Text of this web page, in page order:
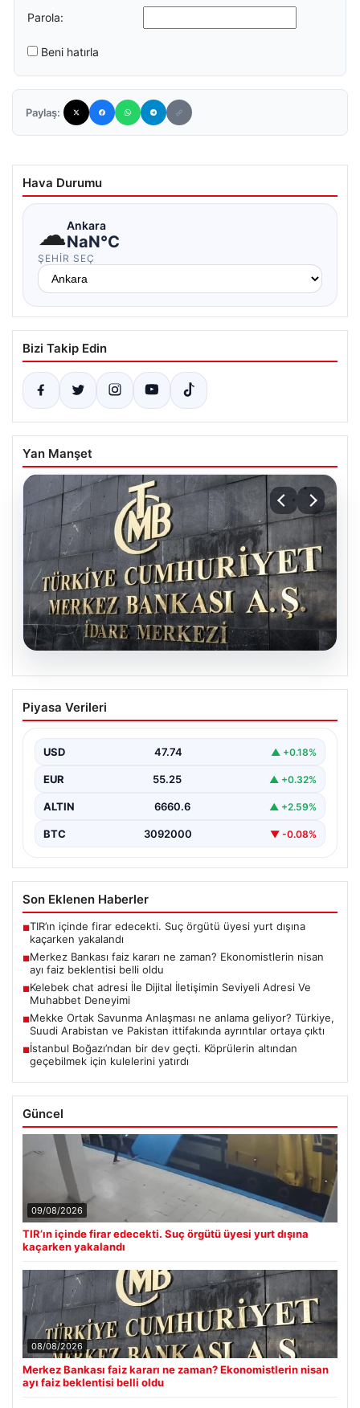
Parola:
Beni hatırla
Paylaş:
Hava Durumu
☁Ankara
NaN°C
ŞEHIR SEÇ
Bizi Takip Edin
Yan Manşet
08.08.2026
Merkez Bankası faiz kararı ne zaman?
Ekonomistlerin nisan ayı faiz beklentisi
Piyasa Verileri
USD 47.74 ▲ +0.18%
EUR 55.25 ▲ +0.32%
ALTIN 6660.6 ▲ +2.59%
BTC 3092000 ▼ -0.08%
Son Eklenen Haberler
■TIR’ın içinde firar edecekti. Suç örgütü üyesi yurt dışına
kaçarken yakalandı
■Merkez Bankası faiz kararı ne zaman? Ekonomistlerin nisan
ayı faiz beklentisi belli oldu
■Kelebek chat adresi İle Dijital İletişimin Seviyeli Adresi Ve
Muhabbet Deneyimi
■Mekke Ortak Savunma Anlaşması ne anlama geliyor? Türkiye,
Suudi Arabistan ve Pakistan ittifakında ayrıntılar ortaya çıktı
■İstanbul Boğazı’ndan bir dev geçti. Köprülerin altından
geçebilmek için kulelerini yatırdı
Güncel
09/08/2026
TIR’ın içinde firar edecekti. Suç örgütü üyesi yurt dışına
kaçarken yakalandı
08/08/2026
Merkez Bankası faiz kararı ne zaman? Ekonomistlerin nisan
ayı faiz beklentisi belli oldu